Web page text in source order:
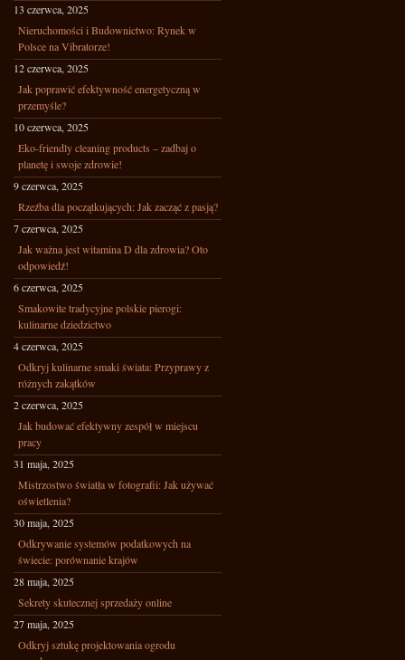
13 czerwca, 2025
Nieruchomości i Budownictwo: Rynek w
Polsce na Vibratorze!
12 czerwca, 2025
Jak poprawić efektywność energetyczną w
przemyśle?
10 czerwca, 2025
Eko-friendly cleaning products – zadbaj o
planetę i swoje zdrowie!
9 czerwca, 2025
Rzeźba dla początkujących: Jak zacząć z pasją?
7 czerwca, 2025
Jak ważna jest witamina D dla zdrowia? Oto
odpowiedź!
6 czerwca, 2025
Smakowite tradycyjne polskie pierogi:
kulinarne dziedzictwo
4 czerwca, 2025
Odkryj kulinarne smaki świata: Przyprawy z
różnych zakątków
2 czerwca, 2025
Jak budować efektywny zespół w miejscu
pracy
31 maja, 2025
Mistrzostwo światła w fotografii: Jak używać
oświetlenia?
30 maja, 2025
Odkrywanie systemów podatkowych na
świecie: porównanie krajów
28 maja, 2025
Sekrety skutecznej sprzedaży online
27 maja, 2025
Odkryj sztukę projektowania ogrodu